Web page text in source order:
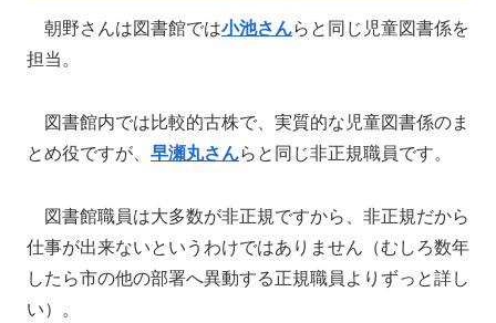
朝野さんは図書館では小池さんらと同じ児童図書係を
担当。
図書館内では比較的古株で、実質的な児童図書係のま
とめ役ですが、 早瀬丸さんらと同じ非正規職員です。
図書館職員は大多数が非正規ですから、非正規だから
仕事が出来ないというわけではありません（むしろ数年
したら市の他の部署へ異動する正規職員よりずっと詳し
い）。